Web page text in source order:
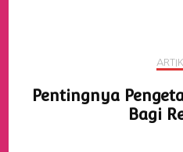
Pentingnya
Bagi